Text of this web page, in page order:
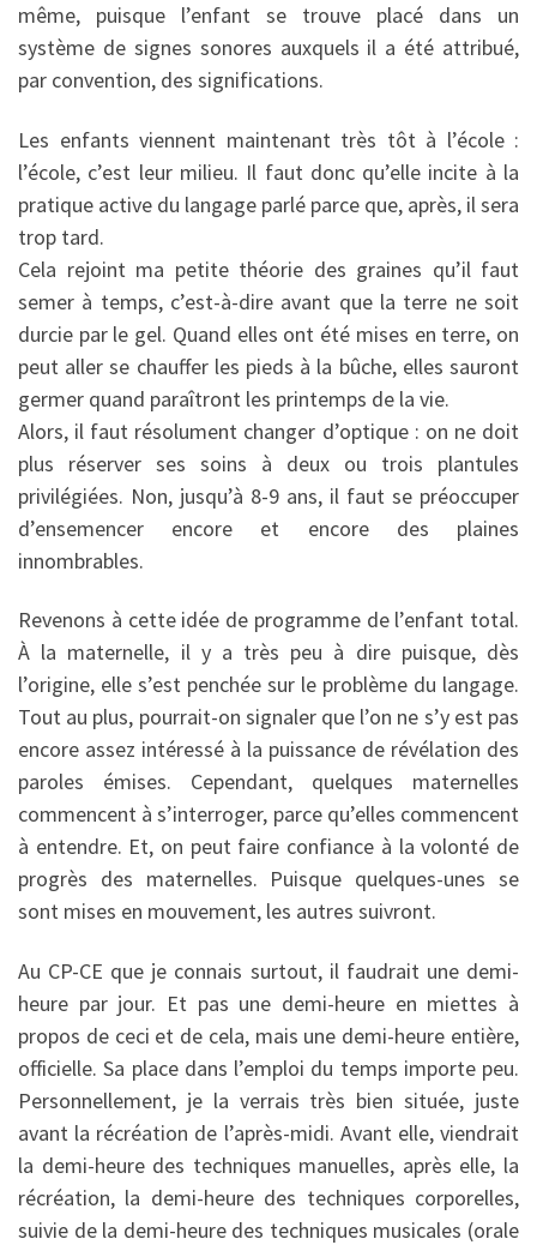
même, puis­que l’enfant se trouve placé dans un
système de signes sonores auxquels il a été attribué,
par convention, des significations.
Les enfants viennent maintenant très tôt à l’école :
l’école, c’est leur milieu. Il faut donc qu’elle incite à la
pratique active du langage parlé parce que, après, il sera
trop tard.
Cela rejoint ma petite théorie des graines qu’il faut
semer à temps, c’est-à-dire avant que la terre ne soit
durcie par le gel. Quand elles ont été mises en terre, on
peut aller se chauffer les pieds à la bûche, elles sauront
germer quand paraîtront les printemps de la vie.
Alors, il faut résolument changer d’op­tique : on ne doit
plus réserver ses soins à deux ou trois plantules
privilégiées. Non, jusqu’à 8-9 ans, il faut se préoccuper
d’ensemencer encore et encore des plaines
innombrables.
Revenons à cette idée de programme de l’enfant total.
À la maternelle, il y a très peu à dire puisque, dès
l’origine, elle s’est penchée sur le problème du langage.
Tout au plus, pourrait-on signaler que l’on ne s’y est pas
encore assez intéressé à la puissance de ré­vélation des
paroles émises. Cependant, quelques maternelles
commencent à s’interroger, parce qu’elles commencent
à entendre. Et, on peut faire confiance à la volonté de
progrès des maternelles. Puisque quelques-unes se
sont mises en mouvement, les autres suivront.
Au CP-CE que je connais surtout, il faudrait une demi-
heure par jour. Et pas une demi-heure en miettes à
propos de ceci et de cela, mais une demi-heure entière,
officielle. Sa place dans l’emploi du temps importe peu.
Per­sonnellement, je la verrais très bien située, juste
avant la récréation de l’après-midi. Avant elle, viendrait
la demi-heure des techniques manuelles, après elle, la
récréation, la demi-heure des techniques corporelles,
suivie de la demi-heure des techniques musicales (orale